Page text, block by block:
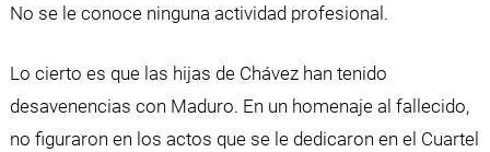
No se le conoce ninguna actividad profesional.
Lo cierto es que las hijas de Chávez han tenido
desavenencias con Maduro. En un homenaje al fallecido,
no figuraron en los actos que se le dedicaron en el Cuartel